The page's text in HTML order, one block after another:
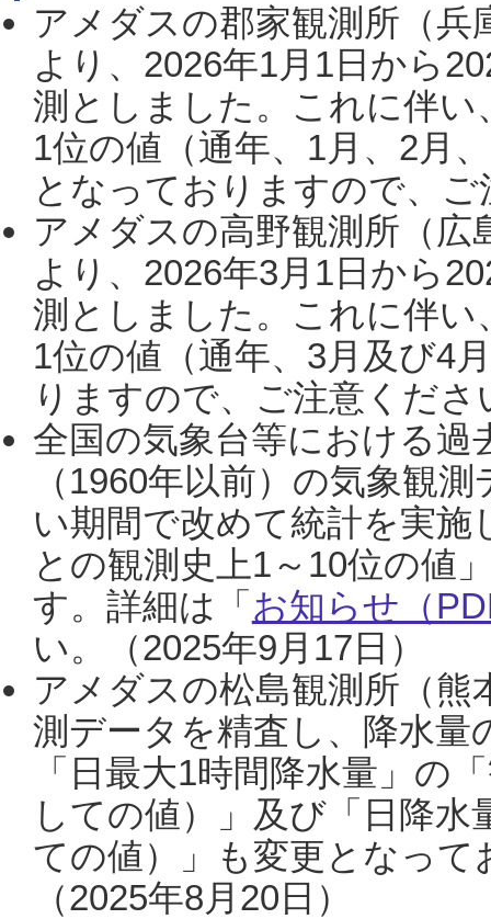
アメダスの郡家観測所（
より、2026年1月1日から
測としました。これに伴い
1位の値（通年、1月、2月
となっておりますので、
アメダスの高野観測所（
より、2026年3月1日から
測としました。これに伴い
1位の値（通年、3月及び4
りますので、ご注意くだ
全国の気象台等における過
（1960年以前）の気象観
い期間で改めて統計を実
との観測史上1～10位の値
す。詳細は「 お知らせ（
い。（2025年9月17日）
アメダスの松島観測所（熊
測データを精査し、降水
「日最大1時間降水量」の
しての値）」及び「日降
ての値）」も変更となっ
（2025年8月20日）